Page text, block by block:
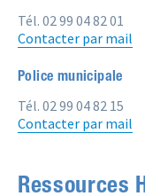
Tél. 02 99 04 82 01
Contacter par mail
Police municipale
Tél. 02 99 04 82 15
Contacter par mail
Ressources